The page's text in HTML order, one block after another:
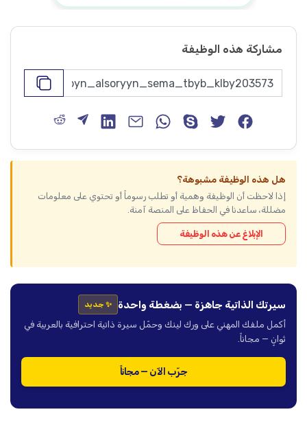
مشاركة هذه الوظيفة
هل هذه الوظيفة مشبوهة؟
إذا لاحظت أن الوظيفة وهمية أو تطلب رسوماً أو تحتوي على معلومات
مضللة، ساعدنا في الحفاظ على المنصة آمنة.
الإبلاغ عن هذه الوظيفة
سيرتك الذاتية جاهزة — بضغطة واحدة ✨ جديد
أكمل ملفك المهني على ورك لينك وحمّل سيرة ذاتية احترافية بالعربية في
ثوانٍ — مجاناً.
جرّب الآن — مجاناً